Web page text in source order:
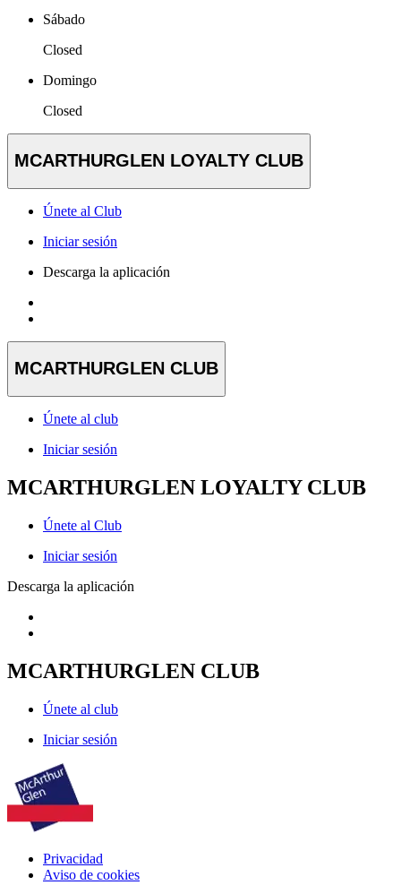
Sábado
Closed
Domingo
Closed
MCARTHURGLEN LOYALTY CLUB
Únete al Club
Iniciar sesión
Descarga la aplicación
MCARTHURGLEN CLUB
Únete al club
Iniciar sesión
MCARTHURGLEN LOYALTY CLUB
Únete al Club
Iniciar sesión
Descarga la aplicación
MCARTHURGLEN CLUB
Únete al club
Iniciar sesión
Privacidad
Aviso de cookies